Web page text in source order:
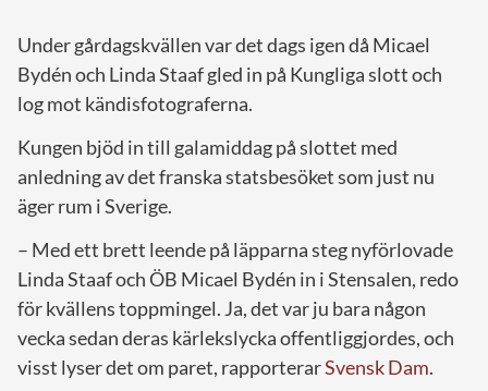
Under gårdagskvällen var det dags igen då Micael
Bydén och Linda Staaf gled in på Kungliga slott och
log mot kändisfotograferna.
Kungen bjöd in till galamiddag på slottet med
anledning av det franska statsbesöket som just nu
äger rum i Sverige.
– Med ett brett leende på läpparna steg nyförlovade
Linda Staaf och ÖB Micael Bydén in i Stensalen, redo
för kvällens toppmingel. Ja, det var ju bara någon
vecka sedan deras kärlekslycka offentliggjordes, och
visst lyser det om paret, rapporterarSvensk Dam.